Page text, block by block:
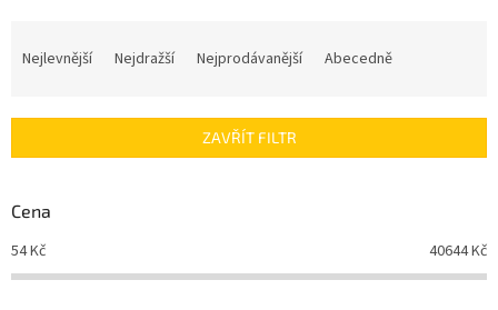
í
r
o
d
u
Nejlevnější Nejdražší Nejprodávanější Abecedně
ZAVŘÍT FILTR
Cena
54Kč 40644Kč